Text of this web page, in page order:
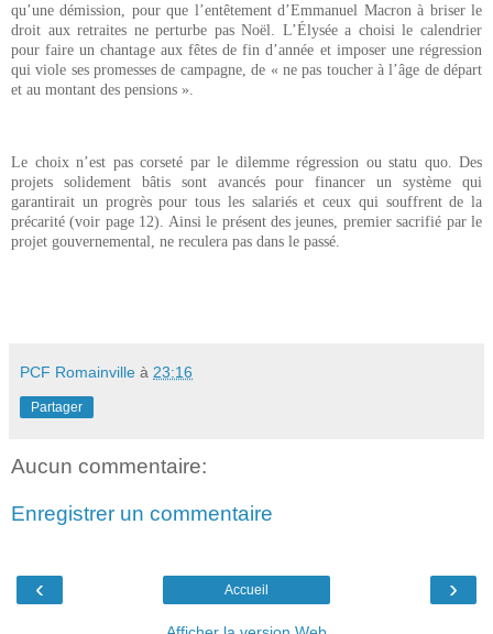
qu’une démission, pour que l’entêtement d’Emmanuel Macron à briser le
droit aux retraites ne perturbe pas Noël. L’Élysée a choisi le calendrier
pour faire un chantage aux fêtes de fin d’année et imposer une régression
qui viole ses promesses de campagne, de « ne pas toucher à l’âge de départ
et au montant des pensions ».
Le choix n’est pas corseté par le dilemme régression ou statu quo. Des
projets solidement bâtis sont avancés pour financer un système qui
garantirait un progrès pour tous les salariés et ceux qui souffrent de la
précarité (voir page 12). Ainsi le présent des jeunes, premier sacrifié par le
projet gouvernemental, ne reculera pas dans le passé.
PCF Romainville à 23:16
Partager
Aucun commentaire:
Enregistrer un commentaire
‹ ›
Accueil